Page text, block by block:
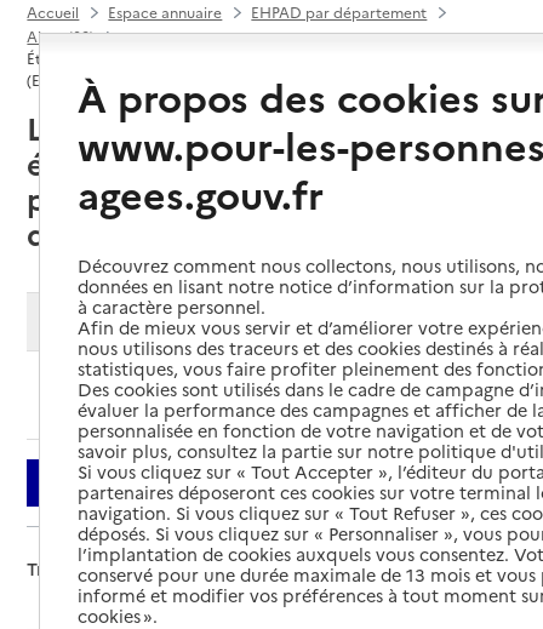
Accueil Espace annuaire
EHPAD par département
Aisne (02)
Établissement d'hébergement pour personnes âgées dépendantes
(EHPAD)
La Fère (02800) : liste des
établissements d'hébergement
pour personnes âgées
dépendantes (EHPAD)
Modifier ma recherche
Ajouter cette recherche aux favoris
Filtrer
Trier par :
À propos des cookies
www.pour-les-
agees.gouv.fr
Découvrez comment nous collectons, nous utilisons,
données en lisant notre notice d’information sur la
à caractère personnel.
Afin de mieux vous servir et d’améliorer votre
nous utilisons des traceurs et des cookies destinés à
statistiques, vous faire profiter pleinement des
Des cookies sont utilisés dans le cadre de campagne
évaluer la performance des campagnes et afficher de
personnalisée en fonction de votre navigation et de
savoir plus, consultez la partie sur notre politique
Si vous cliquez sur « Tout Accepter », l’éditeur du
partenaires déposeront ces cookies sur votre terminal
navigation. Si vous cliquez sur « Tout Refuser », ces
déposés. Si vous cliquez sur « Personnaliser », vous
l’implantation de cookies auxquels vous consentez.
conservé pour une durée maximale de 13 mois et
informé et modifier vos préférences à tout moment
cookies ».